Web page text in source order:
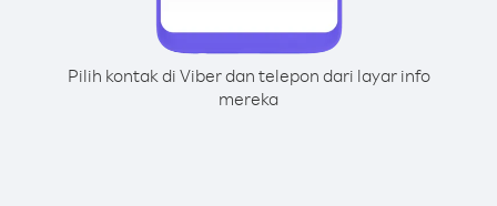
Pilih kontak di Viber dan telepon dari layar info
mereka